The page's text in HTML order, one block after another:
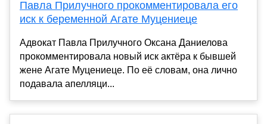
Павла Прилучного прокомментировала его
иск к беременной Агате Муцениеце
Адвокат Павла Прилучного Оксана Даниелова
прокомментировала новый иск актёра к бывшей
жене Агате Муцениеце. По её словам, она лично
подавала апелляци...